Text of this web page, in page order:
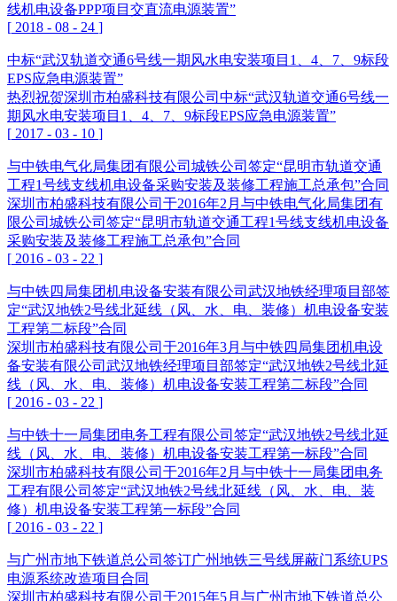
线机电设备PPP项目交直流电源装置”
[ 2018 - 08 - 24 ]
中标“武汉轨道交通6号线一期风水电安装项目1、4、7、9标段
EPS应急电源装置”
热烈祝贺深圳市柏盛科技有限公司中标“武汉轨道交通6号线一
期风水电安装项目1、4、7、9标段EPS应急电源装置”
[ 2017 - 03 - 10 ]
与中铁电气化局集团有限公司城铁公司签定“昆明市轨道交通
工程1号线支线机电设备采购安装及装修工程施工总承包”合同
深圳市柏盛科技有限公司于2016年2月与中铁电气化局集团有
限公司城铁公司签定“昆明市轨道交通工程1号线支线机电设备
采购安装及装修工程施工总承包”合同
[ 2016 - 03 - 22 ]
与中铁四局集团机电设备安装有限公司武汉地铁经理项目部签
定“武汉地铁2号线北延线（风、水、电、装修）机电设备安装
工程第二标段”合同
深圳市柏盛科技有限公司于2016年3月与中铁四局集团机电设
备安装有限公司武汉地铁经理项目部签定“武汉地铁2号线北延
线（风、水、电、装修）机电设备安装工程第二标段”合同
[ 2016 - 03 - 22 ]
与中铁十一局集团电务工程有限公司签定“武汉地铁2号线北延
线（风、水、电、装修）机电设备安装工程第一标段”合同
深圳市柏盛科技有限公司于2016年2月与中铁十一局集团电务
工程有限公司签定“武汉地铁2号线北延线（风、水、电、装
修）机电设备安装工程第一标段”合同
[ 2016 - 03 - 22 ]
与广州市地下铁道总公司签订广州地铁三号线屏蔽门系统UPS
电源系统改造项目合同
深圳市柏盛科技有限公司于2015年5月与广州市地下铁道总公